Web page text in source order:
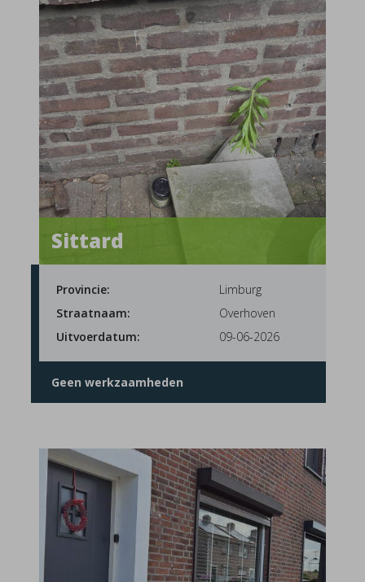
Sittard
Provincie:
Limburg
Straatnaam:
Overhoven
Uitvoerdatum:
09-06-2026
Geen werkzaamheden